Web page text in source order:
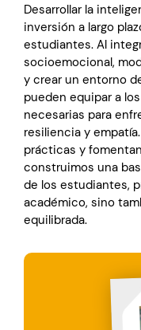
Desarrollar la
inversión a largo
estudiantes. Al
socioemocional,
y crear un entorno
pueden equipar a
necesarias para
resiliencia y
prácticas y
construimos una
de los estudiantes,
académico, sino
equilibrada.